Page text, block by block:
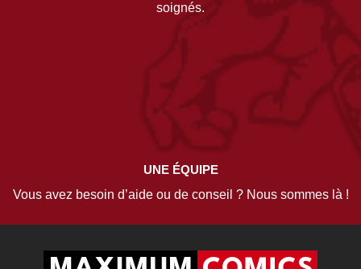
soignés.
UNE ÉQUIPE
Vous avez besoin d’aide ou de conseil ? Nous sommes là !